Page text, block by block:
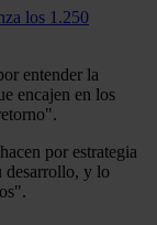
los 1.250
entender la
encajen en los
por estrategia
desarrollo, y lo